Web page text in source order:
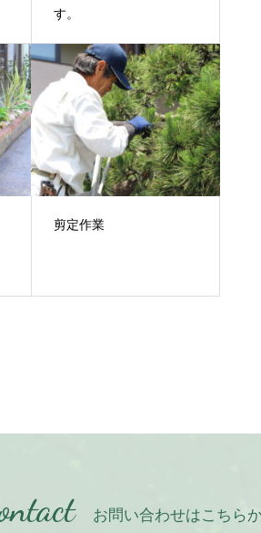
す。
剪定作業
お問い合わせはこちら